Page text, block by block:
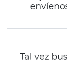
Tal vez